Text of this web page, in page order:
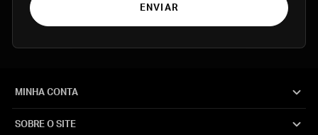
ENVIAR
MINHA CONTA
SOBRE O SITE